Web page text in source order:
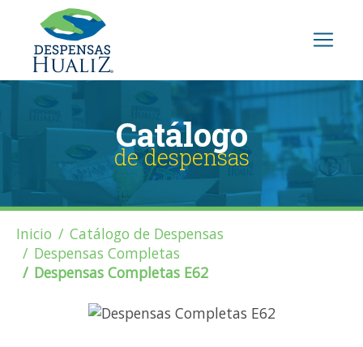
Catálogo
de despensas
Inicio
Catálogo de Despensas
Despensas Completas
Despensas Completas E62